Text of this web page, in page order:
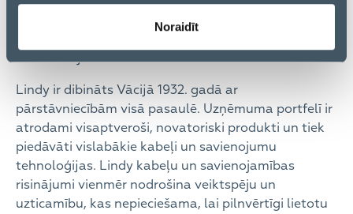
Noraidīt
Lindy risinājumi jau pieejami ELKO noliktavā.
e-komercijas sistēmu.
Lindy ir dibināts Vācijā 1932. gadā ar
pārstāvniecībām visā pasaulē. Uzņēmuma portfelī ir
atrodami visaptveroši, novatoriski produkti un tiek
piedāvāti vislabākie kabeļi un savienojumu
tehnoloģijas. Lindy kabeļu un savienojamības
risinājumi vienmēr nodrošina veiktspēju un
uzticamību, kas nepieciešama, lai pilnvērtīgi lietotu